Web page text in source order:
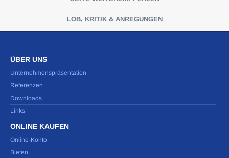
LOB, KRITIK & ANREGUNGEN
ÜBER UNS
Unternehmenspräsentation
Referenzen
Downloads
Links
ONLINE KAUFEN
Online-Konto
Bieten